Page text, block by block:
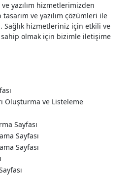
yazılım hizmetlerimizden
ve yazılım çözümleri ile
Sağlık hizmetleriniz için etkili ve
olmak için bizimle iletişime
Oluşturma ve Listeleme
Sayfası
Sayfası
Sayfası